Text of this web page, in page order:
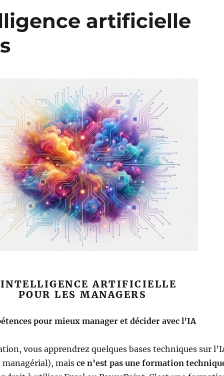
artificielle
ARTIFICIELLE
POUR LES MANAGERS
pour mieux manager et décider avec l’IA
vous apprendrez quelques bases techniques sur
mais ce n’est pas une formation